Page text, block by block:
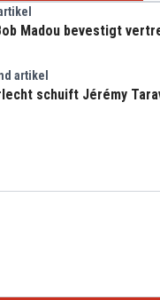
Madou bevestigt
artikel
schuift Jérémy